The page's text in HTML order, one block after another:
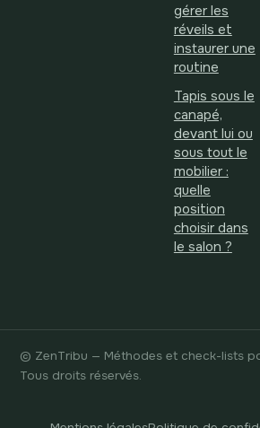
gérer les
réveils et
instaurer une
routine
Tapis sous le
canapé,
devant lui ou
sous tout le
mobilier :
quelle
position
choisir dans
le salon ?
© ZenTribu — Méthodes et check-lists
Tous droits réservés.